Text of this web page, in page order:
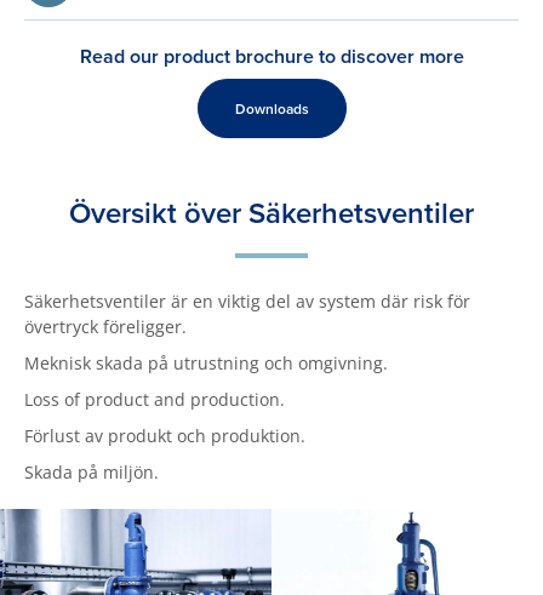
Read our product brochure to discover more
Downloads
Översikt över Säkerhetsventiler
Säkerhetsventiler är en viktig del av system där risk för
övertryck föreligger.
Meknisk skada på utrustning och omgivning.
Loss of product and production.
Förlust av produkt och produktion.
Skada på miljön.